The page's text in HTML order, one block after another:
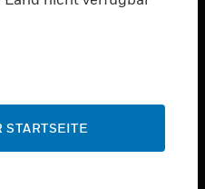
STARTSEITE